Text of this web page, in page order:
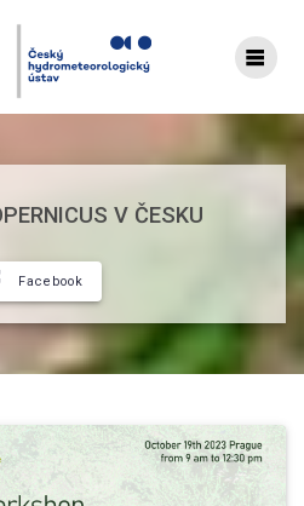
content
V ČESKU
Facebook